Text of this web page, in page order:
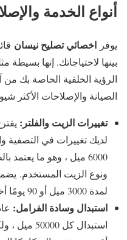
أنواع الخدمة
يوفر اخصائي تصليح نيسان
بينها لاحتياجاتك. إنها
الرؤية الخلفية الخاصة بك من
الصيانة والإصلاحات الأكثر
تغييرات الزيت والفلتر:
6000 ميل ، وهو ما
ونوع الزيت المستخدم.
لمدة 3000 ميل أو 90 يومًا أخرى.
استبدال وسادة الفرامل:
استبدال